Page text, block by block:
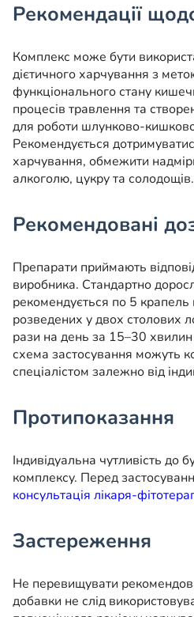
Рекомендації
Комплекс може бути
дієтичного харчування з
функціонального стану
процесів травлення та
для роботи шлунково-
Рекомендується
харчування, обмежити
алкоголю, цукру та солодощів.
Рекомендовані
Препарати приймають
виробника. Стандартно
рекомендується по 5
розведених у двох столових
рази на день за 15–30
схема застосування можуть
спеціалістом залежно від
Протипоказання
Індивідуальна чутливість до
комплексу. Перед
консультація лікаря-
Застереження
Не перевищувати
добавки не слід